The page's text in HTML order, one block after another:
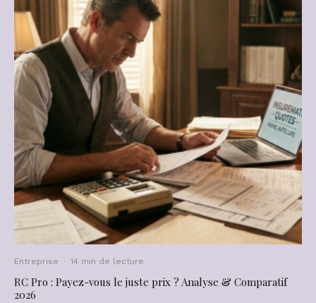
Entreprise · 14 min de lecture
RC Pro : Payez-vous le juste prix ? Analyse & Comparatif
2026